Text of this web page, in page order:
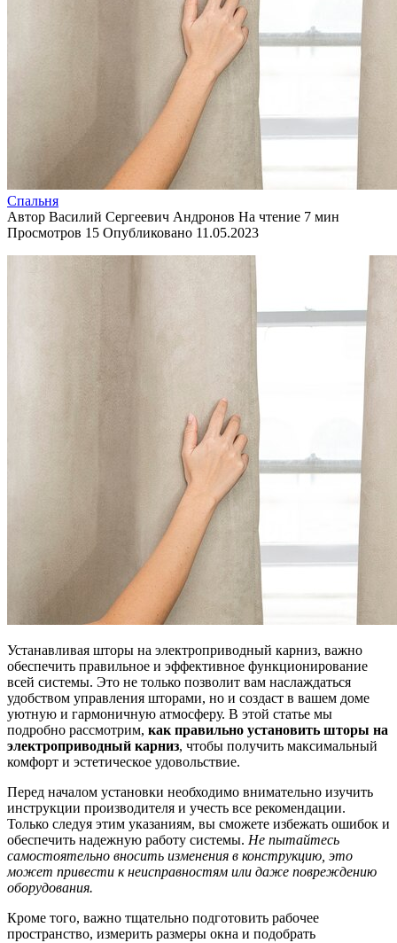
Спальня
Автор Василий Сергеевич Андронов На чтение 7 мин
Просмотров 15 Опубликовано 11.05.2023
Устанавливая шторы на электроприводный карниз, важно
обеспечить правильное и эффективное функционирование
всей системы. Это не только позволит вам наслаждаться
удобством управления шторами, но и создаст в вашем доме
уютную и гармоничную атмосферу. В этой статье мы
подробно рассмотрим, как правильно установить шторы на
электроприводный карниз, чтобы получить максимальный
комфорт и эстетическое удовольствие.
Перед началом установки необходимо внимательно изучить
инструкции производителя и учесть все рекомендации.
Только следуя этим указаниям, вы сможете избежать ошибок и
обеспечить надежную работу системы. Не пытайтесь
самостоятельно вносить изменения в конструкцию, это
может привести к неисправностям или даже повреждению
оборудования.
Кроме того, важно тщательно подготовить рабочее
пространство, измерить размеры окна и подобрать